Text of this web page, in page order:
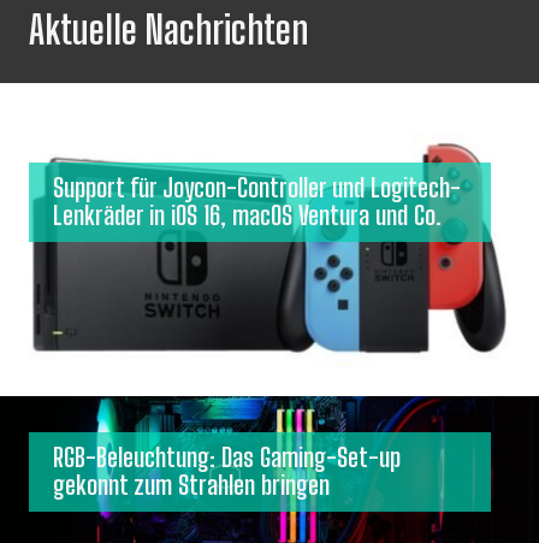
Aktuelle Nachrichten
Support für Joycon-Controller und Logitech-
Lenkräder in iOS 16, macOS Ventura und Co.
RGB-Beleuchtung: Das Gaming-Set-up
gekonnt zum Strahlen bringen